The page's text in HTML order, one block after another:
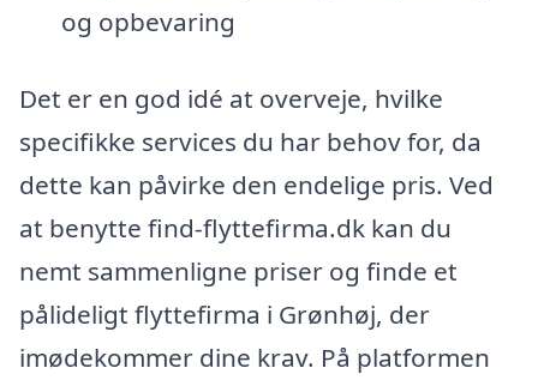
og opbevaring
Det er en god idé at overveje, hvilke
specifikke services du har behov for, da
dette kan påvirke den endelige pris. Ved
at benytte find-flyttefirma.dk kan du
nemt sammenligne priser og finde et
pålideligt flyttefirma i Grønhøj, der
imødekommer dine krav. På platformen